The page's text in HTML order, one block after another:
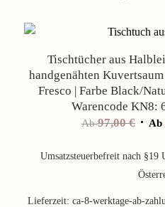
Tischtücher aus
handgenähten
Fresco | Farbe Black/
Warencode KN8:
Ab97,00€ Ab
Umsatzsteuerbefreit nach §19
Lieferzeit: ca-8-werktage-ab-